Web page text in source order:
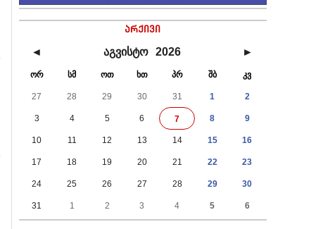
არქივი
◄ აგვისტო 2026 ►
ორ სმ ოთ ხთ პრ შბ კვ
27 28 29 30 31 1 2
3 4 5 6 7 8 9
10 11 12 13 14 15 16
17 18 19 20 21 22 23
24 25 26 27 28 29 30
31 1 2 3 4 5 6